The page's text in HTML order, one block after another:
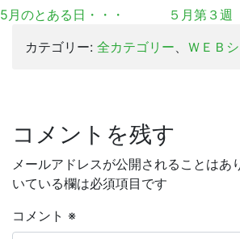
5月のとある日・・・
５月第３
カテゴリー: 全カテゴリー ＷＥＢ
コメントを残す
メールアドレスが公開されることはあ
いている欄は必須項目です
コメント ※